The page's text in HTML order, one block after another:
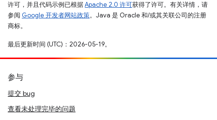
许可，并且代码示例已根据Apache 2.0 许可获得了许可。有关详情，请
参阅 Google 开发者网站政策。Java 是 Oracle 和/或其关联公司的注册
商标。
最后更新时间 (UTC)：2026-05-19。
参与
提交 bug
查看未处理完毕的问题